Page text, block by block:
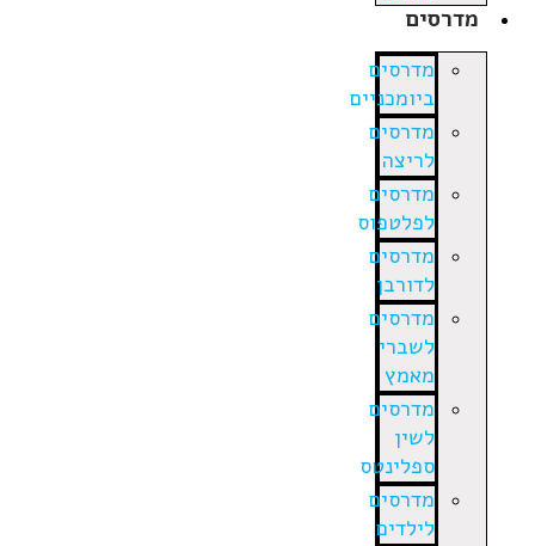
מדרסים
מדרסים
ביומכניים
מדרסים
לריצה
מדרסים
לפלטפוס
מדרסים
לדורבן
מדרסים
לשברי
מאמץ
מדרסים
לשין
ספלינטס
מדרסים
לילדים